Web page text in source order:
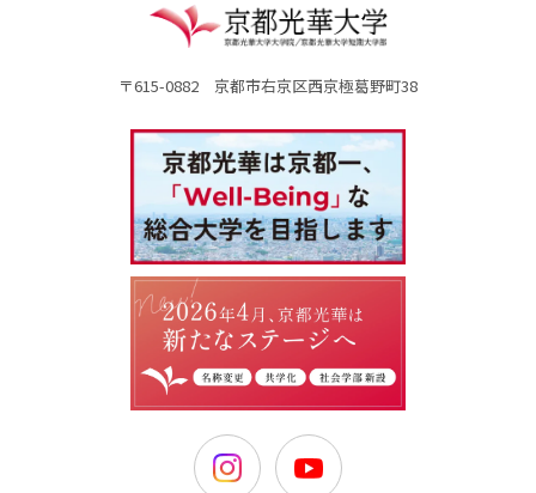
〒615-0882 京都市右京区西京極葛野町38